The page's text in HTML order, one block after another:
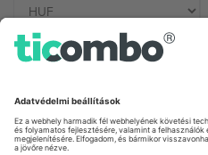
Germany
Unter den Linden 24, 10117